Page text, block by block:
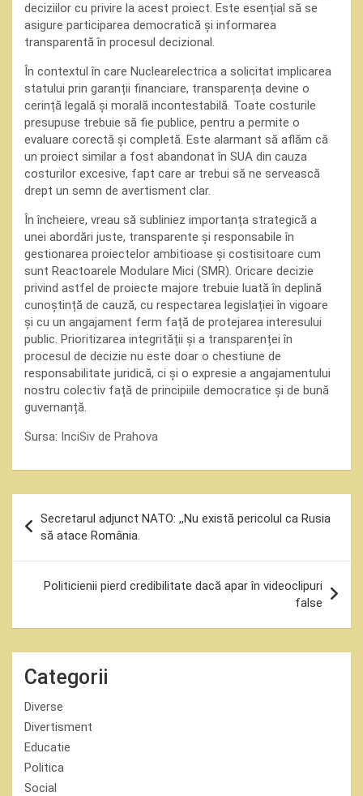
deciziilor cu privire la acest proiect. Este esențial să se
asigure participarea democratică și informarea
transparentă în procesul decizional.
În contextul în care Nuclearelectrica a solicitat implicarea
statului prin garanții financiare, transparența devine o
cerință legală și morală incontestabilă. Toate costurile
presupuse trebuie să fie publice, pentru a permite o
evaluare corectă și completă. Este alarmant să aflăm că
un proiect similar a fost abandonat în SUA din cauza
costurilor excesive, fapt care ar trebui să ne servească
drept un semn de avertisment clar.
În încheiere, vreau să subliniez importanța strategică a
unei abordări juste, transparente și responsabile în
gestionarea proiectelor ambitioase și costisitoare cum
sunt Reactoarele Modulare Mici (SMR). Oricare decizie
privind astfel de proiecte majore trebuie luată în deplină
cunoștință de cauză, cu respectarea legislației în vigoare
și cu un angajament ferm față de protejarea interesului
public. Prioritizarea integrității și a transparenței în
procesul de decizie nu este doar o chestiune de
responsabilitate juridică, ci și o expresie a angajamentului
nostru colectiv față de principiile democratice și de bună
guvernanță.
Sursa: InciSiv de Prahova
în
articole
Secretarul adjunct NATO: ,,Nu există pericolul ca Rusia
să atace România.
Politicienii pierd credibilitate dacă apar în videoclipuri
false
Categorii
Diverse
Divertisment
Educatie
Politica
Social